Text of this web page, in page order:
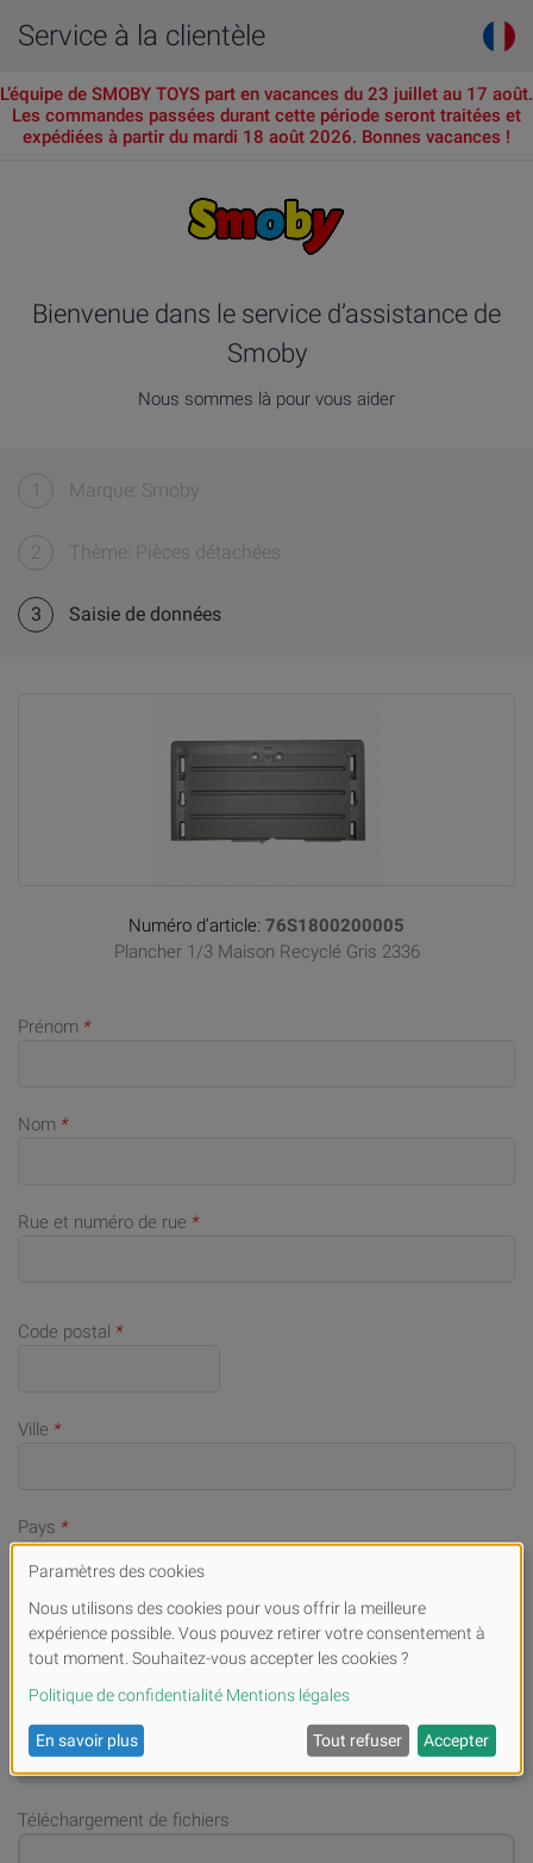
Service à la clientèle
L’équipe de SMOBY TOYS part en vacances du 23 juillet au 17 août.
Les commandes passées durant cette période seront traitées et
expédiées à partir du mardi 18 août 2026. Bonnes vacances !
Bienvenue dans le service d’assistance de
Smoby
Nous sommes là pour vous aider
1 Marque: Smoby
2 Thème: Pièces détachées
3 Saisie de données
Numéro d’article: 76S1800200005
Plancher 1/3 Maison Recyclé Gris 2336
Prénom *
Nom *
Rue et numéro de rue *
Code postal *
Ville *
Pays *
Numéro de téléphone portable (en cas de demandes)*
Adresse email*
Téléchargement de fichiers